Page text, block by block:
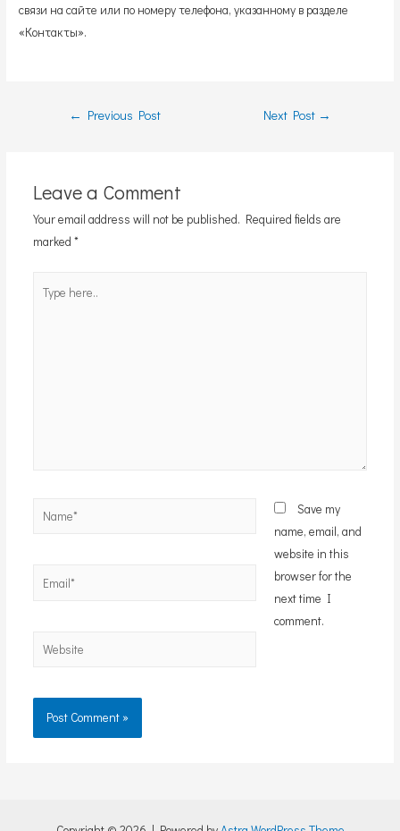
связи на сайте или по номеру телефона, указанному в разделе
«Контакты».
← Previous Post Next Post →
Leave a Comment
Your email address will not be published. Required fields are
marked *
here..
Name*
Website
Save my
name, email, and
website in this
browser for the
next time I
comment.